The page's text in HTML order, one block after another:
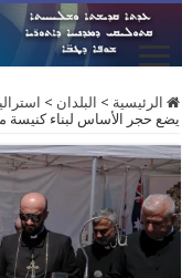
الرئيسية > البلدان >
يضع حجر الأساس لبناء